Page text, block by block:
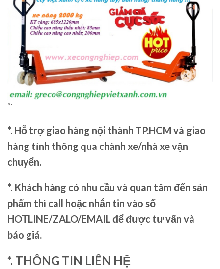
“`
*. Hỗ trợ giao hàng nội thành TP.HCM và giao
hàng tỉnh thông qua chành xe/nhà xe vận
chuyển.
*. Khách hàng có nhu cầu và quan tâm đến sản
phẩm thì call hoặc nhắn tin vào số
HOTLINE/ZALO/EMAIL để được tư vấn và
báo giá.
*. THÔNG TIN LIÊN HỆ